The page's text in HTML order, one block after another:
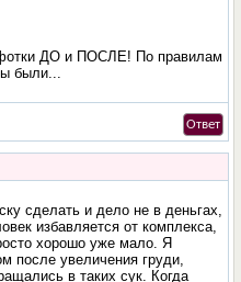
ДО и ПОСЛЕ! По правилам
были...
Ответ
сделать и дело не в деньгах,
избавляется от комплекса,
хорошо уже мало. Я
после увеличения груди,
в таких сук. Когда